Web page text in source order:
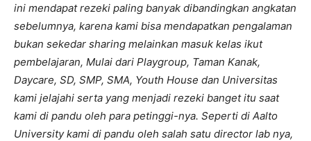
ini mendapat rezeki paling banyak dibandingkan angkatan
sebelumnya, karena kami bisa mendapatkan pengalaman
bukan sekedar sharing melainkan masuk kelas ikut
pembelajaran, Mulai dari Playgroup, Taman Kanak,
Daycare, SD, SMP, SMA, Youth House dan Universitas
kami jelajahi serta yang menjadi rezeki banget itu saat
kami di pandu oleh para petinggi-nya. Seperti di Aalto
University kami di pandu oleh salah satu director lab nya,